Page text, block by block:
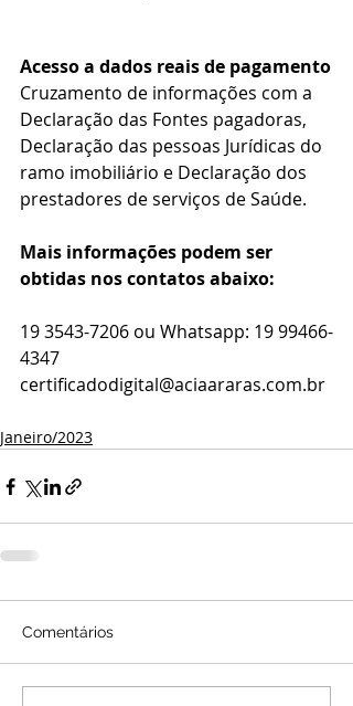
Acesso a dados reais de pagamento
Cruzamento de informações com a
Declaração das Fontes pagadoras,
Declaração das pessoas Jurídicas do
ramo imobiliário e Declaração dos
prestadores de serviços de Saúde.
Mais informações podem ser
obtidas nos contatos abaixo:
19 3543-7206 ou Whatsapp: 19 99466-
4347
certificadodigital@aciaararas.com.br
Janeiro/2023
Comentários